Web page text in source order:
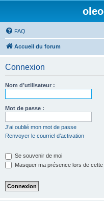
FAQ
Accueil du forum
Connexion
Nom d’utilisateur :
Mot de passe :
J’ai oublié mon mot de passe
Renvoyer le courriel d’activation
Se souvenir de moi
Masquer ma présence lors de